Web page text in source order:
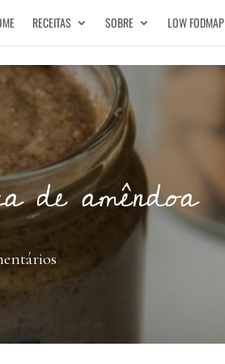
RECEITAS SOBRE LOW FODMAP
de amêndoa